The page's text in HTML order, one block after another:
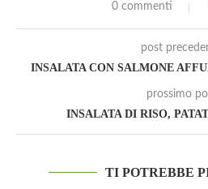
0 commenti
post
INSALATA CON SALMONE
prossimo
INSALATA DI RISO,
TI POTREBBE